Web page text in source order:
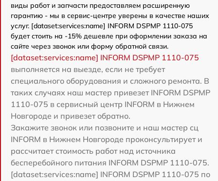
виды работ и запчасти предоставляем расширенную
гарантию - мы в сервис-центре уверены в качестве наших
услуг. [dataset:services:name] INFORM DSPMP 1110-075
будет стоить на -15% дешевле при оформлении заказа на
сайте через звонок или форму обратной связи.
[dataset:services:name] INFORM DSPMP 1110-075
выполняется на выезде, если не требует
специального оборудования и сложного ремонта. В
таких случаях наш мастер привезет INFORM DSPMP
1110-075 в сервисный центр INFORM в Нижнем
Новгороде и привезет обратно.
Закажите звонок или позвоните и наш мастер сц
INFORM в Нижнем Новгороде проконсультирует и
рассчитает стоимость работ над источника
бесперебойного питания INFORM DSPMP 1110-075.
[dataset:services:name] INFORM DSPMP 1110-075 по